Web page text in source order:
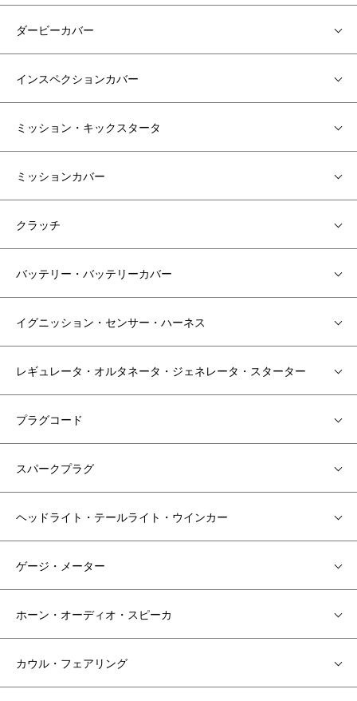
ダービーカバー
インスペクションカバー
ミッション・キックスタータ
ミッションカバー
クラッチ
バッテリー・バッテリーカバー
イグニッション・センサー・ハーネス
レギュレータ・オルタネータ・ジェネレータ・スターター
プラグコード
スパークプラグ
ヘッドライト・テールライト・ウインカー
ゲージ・メーター
ホーン・オーディオ・スピーカ
カウル・フェアリング